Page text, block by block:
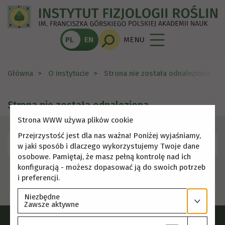
PL EN MENU
Główna O instytucie Strona nie została odnaleziona
Strona nie została odnaleziona
Skorzystaj z menu, aby wybrać inną stronę.
Strona WWW używa plików cookie
Przejrzystość jest dla nas ważna! Poniżej wyjaśniamy,
w jaki sposób i dlaczego wykorzystujemy Twoje dane
osobowe. Pamiętaj, że masz pełną kontrolę nad ich
konfiguracją - możesz dopasować ją do swoich potrzeb
i preferencji.
Niezbędne
Zawsze aktywne